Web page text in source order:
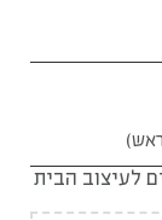
לעיצוב הבית